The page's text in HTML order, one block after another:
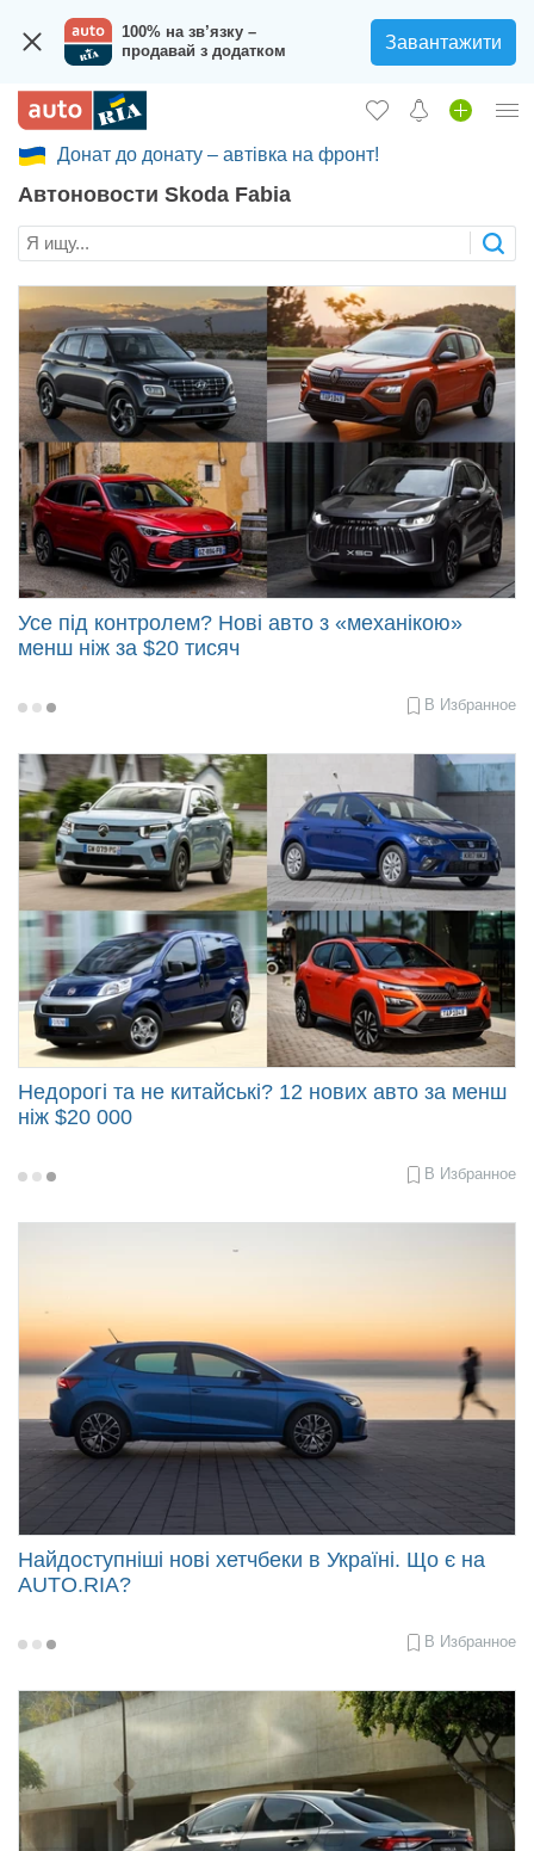
100% на зв’язку –
продавай з додатком
Завантажити
Вход в кабинет
Збір на авто для ЗСУ
Автомобили б/у
Новые авто
Новости
Отзывы об авто
Все для авто
Загрузить приложение
Продать авто
Донат до донату – автівка на фронт!
Автоновости Skoda Fabia
Усе під контролем? Нові авто з «механікою»
менш ніж за $20 тисяч
2026-
08:57
В Избранное
Недорогі та не китайські? 12 нових авто за менш
ніж $20 000
2025-
В Избранное
Найдоступніші нові хетчбеки в Україні. Що є на
AUTO.RIA?
2024-
16:00
В Избранное